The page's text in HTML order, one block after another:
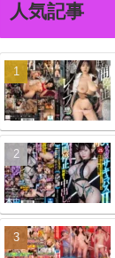
人気記事